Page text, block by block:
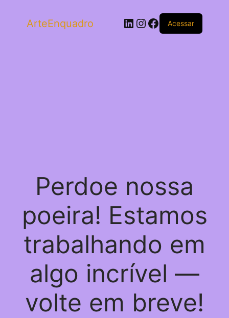
ArteEnquadro LinkedIn
Instagram
Facebook
Acessar
Perdoe nossa
poeira! Estamos
trabalhando em
algo incrível —
volte em breve!